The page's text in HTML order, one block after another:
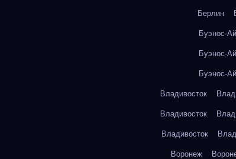
Берлин
Буэнос-
Буэнос-
Буэнос-
Владивосток
Владивосток
Владивосток
Воронеж